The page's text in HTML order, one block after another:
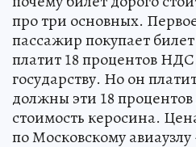
про три основных.
пассажир покупает
платит 18 процентов
государству. Но он
должны эти 18
стоимость керосина.
по Московскому авиаузлу